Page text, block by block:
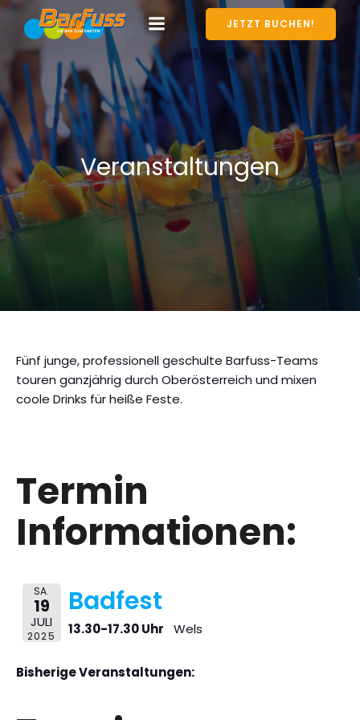
JETZT BUCHEN!
Veranstaltungen
Fünf junge, professionell geschulte Barfuss-Teams
touren ganzjährig durch Oberösterreich und mixen
coole Drinks für heiße Feste.
Termin
Informationen:
SA.
19
JULI
2025
Badfest
13.30-17.30 Uhr Wels
Bisherige Veranstaltungen: